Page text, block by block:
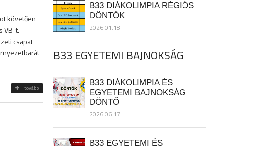
követően
VB-t.
csapat
tovább
B33 DIÁKOLIMPIA RÉGIÓS
DÖNTŐK
2026.01.18.
B33 EGYETEMI BAJNOKSÁG
B33 DIÁKOLIMPIA ÉS
EGYETEMI BAJNOKSÁG
DÖNTŐ
2026.06.17.
B33 EGYETEMI ÉS